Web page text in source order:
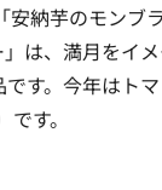
納芋のモンブ
」は、満月をイ
す。今年はト
す。